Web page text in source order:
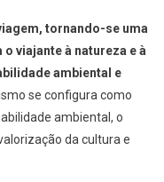
Inesquecível
Para
Um
tornando-se uma
viajante à natureza e à
ambiental e
se configura como
ambiental, o
da cultura e